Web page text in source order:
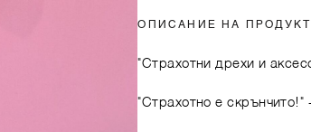
ОПИСАНИЕ НА
"Страхотни дрехи и
"Страхотно е скрънчито!"